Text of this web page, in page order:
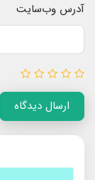
آدرس وب‌سایت
ارسال دیدگاه